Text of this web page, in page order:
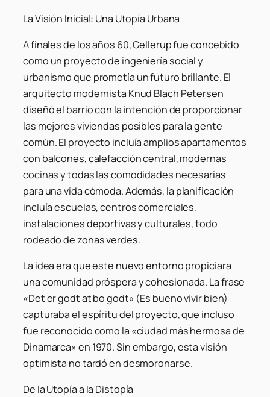
La Visión Inicial: Una Utopía Urbana
A finales de los años 60, Gellerup fue concebido
como un proyecto de ingeniería social y
urbanismo que prometía un futuro brillante. El
arquitecto modernista Knud Blach Petersen
diseñó el barrio con la intención de proporcionar
las mejores viviendas posibles para la gente
común. El proyecto incluía amplios apartamentos
con balcones, calefacción central, modernas
cocinas y todas las comodidades necesarias
para una vida cómoda. Además, la planificación
incluía escuelas, centros comerciales,
instalaciones deportivas y culturales, todo
rodeado de zonas verdes.
La idea era que este nuevo entorno propiciara
una comunidad próspera y cohesionada. La frase
«Det er godt at bo godt» (Es bueno vivir bien)
capturaba el espíritu del proyecto, que incluso
fue reconocido como la «ciudad más hermosa de
Dinamarca» en 1970. Sin embargo, esta visión
optimista no tardó en desmoronarse.
De la Utopía a la Distopía